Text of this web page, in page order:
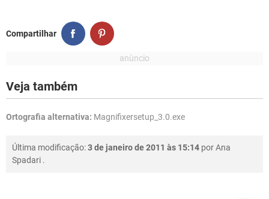
Compartilhar
Veja também
Ortografia alternativa: Magnifixersetup_3.0.exe
Última modificação:3 de janeiro de 2011 às 15:14 porAna
Spadari .